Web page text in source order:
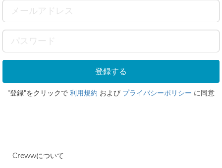
"登録"をクリックで 利用規約 および プライバシーポリシー に同意
Crewwについて